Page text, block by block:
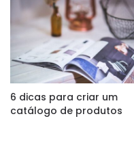
6 dicas para criar um
catálogo de produtos